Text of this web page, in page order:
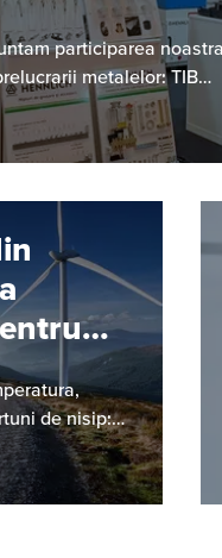
participarea
metalelor: TIB…
de nisip:
functioneze